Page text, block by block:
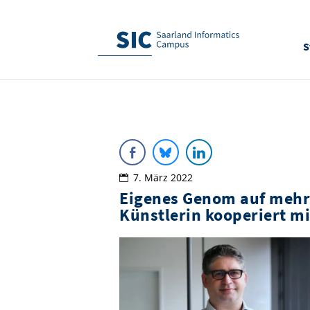
7. März 2022
Eigenes Genom auf
Künstlerin kooperiert